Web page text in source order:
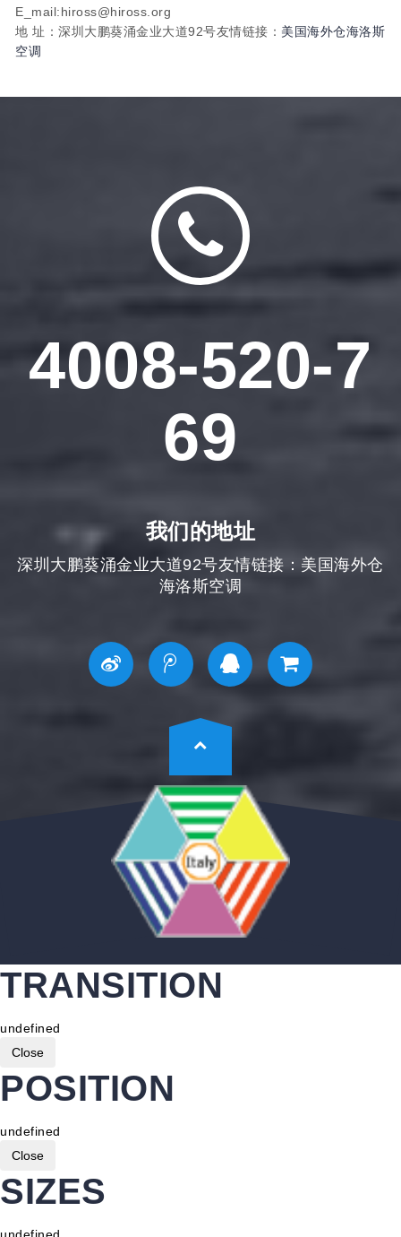
E_mail:hiross@hiross.org
地 址：深圳大鹏葵涌金业大道92号友情链接： 美国海外仓海洛斯
空调
4008-520-7
69
我们的地址
深圳大鹏葵涌金业大道92号友情链接： 美国海外仓
海洛斯空调
TRANSITION
undefined
Close
POSITION
undefined
Close
SIZES